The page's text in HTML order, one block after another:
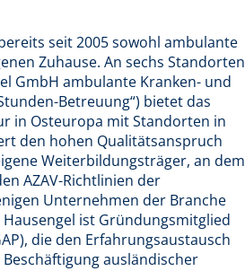
seit 2005 sowohl ambulante
Zuhause. An sechs Standorten
GmbH ambulante Kranken- und
Betreuung“) bietet das
in Osteuropa mit Standorten in
den hohen Qualitätsanspruch
Weiterbildungsträger, an dem
AZAV-Richtlinien der
Unternehmen der Branche
ist Gründungsmitglied
die den Erfahrungsaustausch
ausländischer